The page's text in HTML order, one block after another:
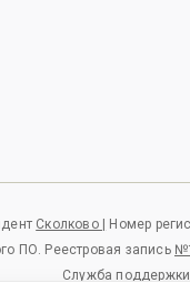
Сколково | Номер
ПО. Реестровая запись
Служба поддержки